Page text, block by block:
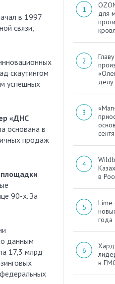
в 1997
связи,
скаутингом
успешных
«ДНС
основана в
продаж
90-х. За
данным
17,3 млрд
для
в
Lime
года
в